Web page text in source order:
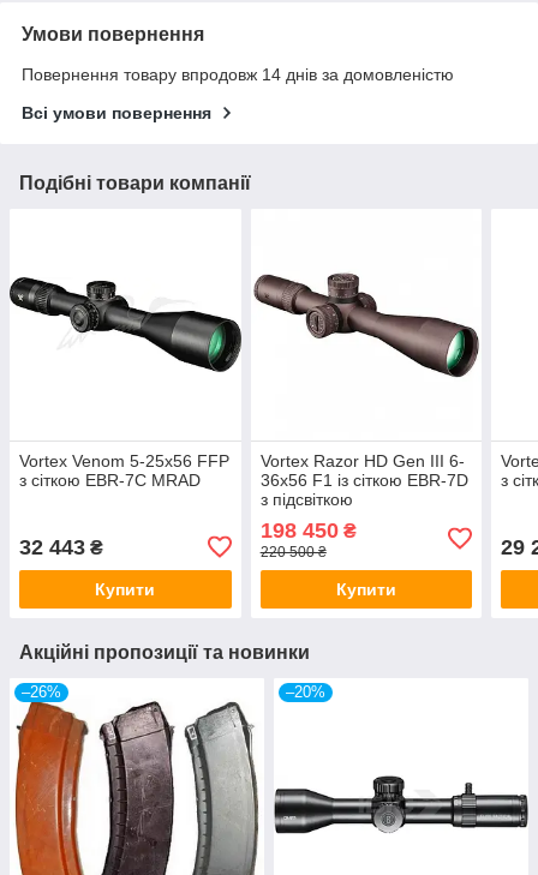
Умови повернення
Повернення товару впродовж 14 днів за домовленістю
Всі умови повернення
Подібні товари компанії
Vortex Venom 5-25x56 FFP
з сіткою EBR-7C MRAD
32 443 ₴
Купити
Vortex Razor HD Gen III 6-
36x56 F1 із сіткою EBR-7D
з підсвіткою
198 450₴
220 500 ₴
Купити
з
29
Акційні пропозиції та новинки
–26% –20%